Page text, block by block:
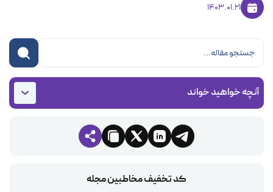
1403.01.21
آنچه خواهید خواند
کد تخفیف مخاطبین مجله